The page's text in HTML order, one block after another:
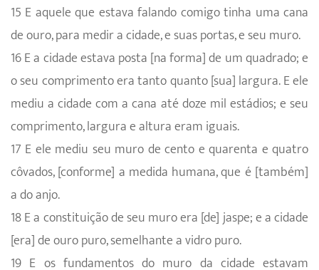
15 E aquele que estava falando comigo tinha uma cana
de ouro, para medir a cidade, e suas portas, e seu muro.
16 E a cidade estava posta [na forma] de um quadrado; e
o seu comprimento era tanto quanto [sua] largura. E ele
mediu a cidade com a cana até doze mil estádios; e seu
comprimento, largura e altura eram iguais.
17 E ele mediu seu muro de cento e quarenta e quatro
côvados, [conforme] a medida humana, que é [também]
a do anjo.
18 E a constituição de seu muro era [de] jaspe; e a cidade
[era] de ouro puro, semelhante a vidro puro.
19 E os fundamentos do muro da cidade estavam